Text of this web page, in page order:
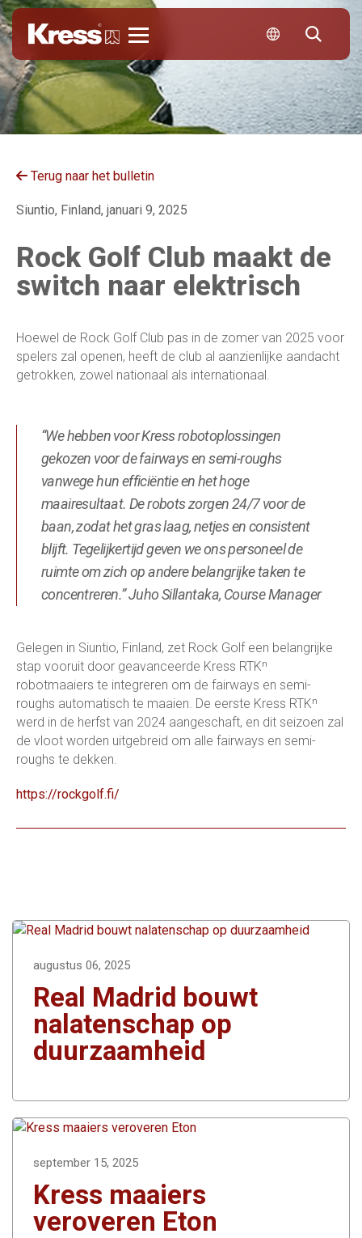
Terug naar het bulletin
Siuntio, Finland, januari 9, 2025
Rock Golf Club maakt de
switch naar elektrisch
Hoewel de Rock Golf Club pas in de zomer van 2025 voor
spelers zal openen, heeft de club al aanzienlijke aandacht
getrokken, zowel nationaal als internationaal.
“We hebben voor Kress robotoplossingen
gekozen voor de fairways en semi-roughs
vanwege hun efficiëntie en het hoge
maairesultaat. De robots zorgen 24/7 voor de
baan, zodat het gras laag, netjes en consistent
blijft. Tegelijkertijd geven we ons personeel de
ruimte om zich op andere belangrijke taken te
concentreren.” Juho Sillantaka, Course Manager
Gelegen in Siuntio, Finland, zet Rock Golf een belangrijke
stap vooruit door geavanceerde Kress RTKⁿ
robotmaaiers te integreren om de fairways en semi-
roughs automatisch te maaien. De eerste Kress RTKⁿ
werd in de herfst van 2024 aangeschaft, en dit seizoen zal
de vloot worden uitgebreid om alle fairways en semi-
roughs te dekken.
https://rockgolf.fi/
augustus 06, 2025
Real Madrid bouwt
nalatenschap op
duurzaamheid
september 15, 2025
Kress maaiers
veroveren Eton